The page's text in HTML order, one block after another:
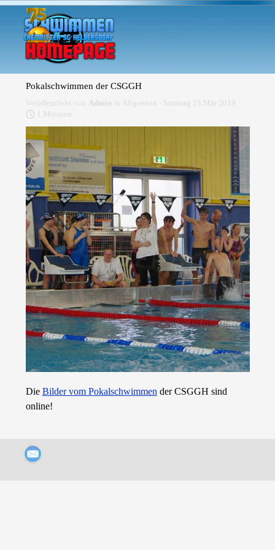
Direkt zum Seiteninhalt
Menü überspringen
Pokalschwimmen der CSGGH
Veröffentlicht von Admin in Allgemein · Samstag 23 Mär 2019 ·
1 Minuten
Die Bilder vom Pokalschwimmen der CSGGH sind
online!